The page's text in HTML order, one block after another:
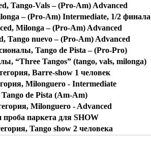
Tango-Vals – (Pro-Am) Advanced
– (Pro-Am) Intermediate, 1/2 финала
Milonga – (Pro-Am) Advanced
Tango nuevo – (Pro-Am) Advanced
Tango de Pista – (Pro-Pro)
“Three Tangos” (tango, vals, milonga)
Barre-show 1 человек
Milonguero - Intermediate
Tango de Pista (Am-Am)
Milonguero - Advanced
паркета для SHOW
Tango show 2 человека